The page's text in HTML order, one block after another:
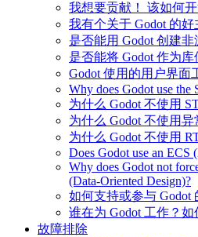
我想要贡献！ 该如何开
我有个关于 Godot 的
是否能用 Godot 创建非
是否能将 Godot 作为库
Godot 使用的用户界面
Why does Godot use the
为什么 Godot 不使用
为什么 Godot 不使用异
为什么 Godot 不使用
Does Godot use an ECS
Why does Godot not
(Data-Oriented Design)?
如何支持或参与 Godot
谁在为 Godot 工作？如
故障排除